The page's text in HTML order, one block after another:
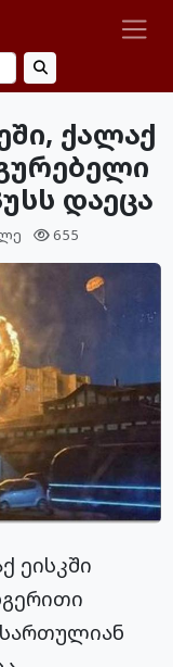
ქალაქ
დაეცა
655
ეისკში